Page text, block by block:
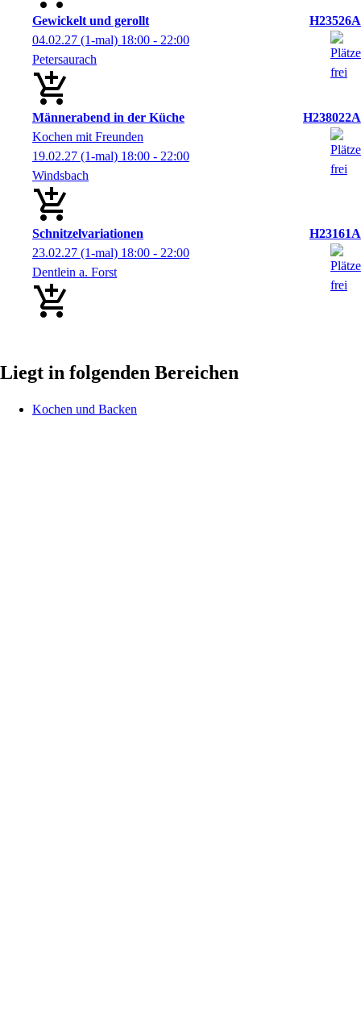
Gewickelt und gerollt
H23526A
04.02.27 (1-mal) 18:00 - 22:00
Petersaurach
Männerabend in der Küche
H238022A
Kochen mit Freunden
19.02.27 (1-mal) 18:00 - 22:00
Windsbach
Schnitzelvariationen
H23161A
23.02.27 (1-mal) 18:00 - 22:00
Dentlein a. Forst
Liegt in folgenden Bereichen
Kochen und Backen